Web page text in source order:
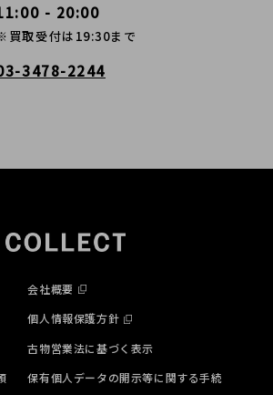
- 20:00
買取受付は19:30まで
3478-2244
会社概要
個人情報保護方針
古物営業法に基づく表示
保有個人データの開示等に関する手続